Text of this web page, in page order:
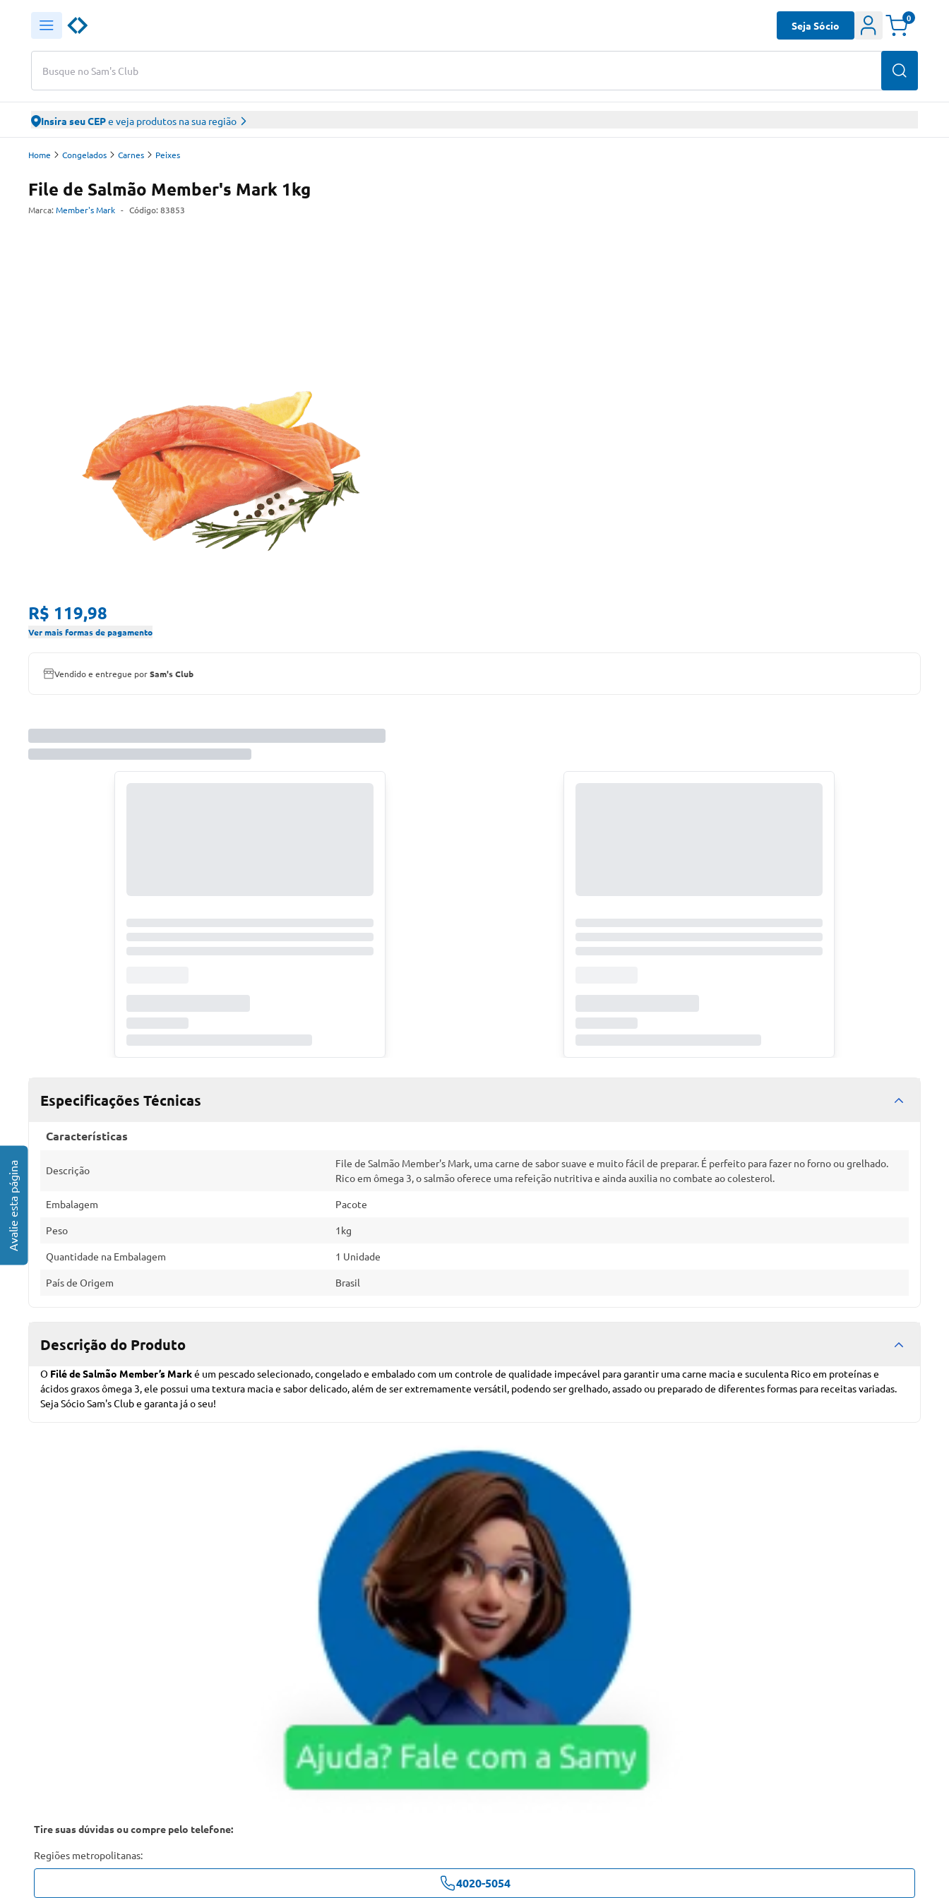
Busque no Sam's Club
Seja Sócio
0
Insira seu CEPe veja produtos na sua região
Home Congelados Carnes Peixes
File de Salmão Member's Mark 1kg
Marca: Member's Mark - Código: 83853
R$ 119,98
Ver mais formas de pagamento
Vendido e entregue porSam's Club
Especificações Técnicas
Características
Descrição
File de Salmão Member's Mark, uma carne de sabor suave e muito fácil de preparar. É perfeito para fazer no forno ou grelhado.
Rico em ômega 3, o salmão oferece uma refeição nutritiva e ainda auxilia no combate ao colesterol.
Embalagem Pacote
Peso 1kg
Quantidade na Embalagem 1 Unidade
País de Origem Brasil
Descrição do Produto
O Filé de Salmão Member’s Marké um pescadoselecionado, congelado e embalado com um controle de qualidade impecável para garantir uma carne macia e suculenta Rico em proteínas e
ácidos graxos ômega 3, ele possui uma textura macia e sabor delicado, além de ser extremamente versátil, podendo ser grelhado, assado ou preparado de diferentes formas para receitas variadas.
Seja Sócio Sam's Clube garanta já o seu!
Tire suas dúvidas ou compre pelo telefone:
Regiões metropolitanas:
4020-5054